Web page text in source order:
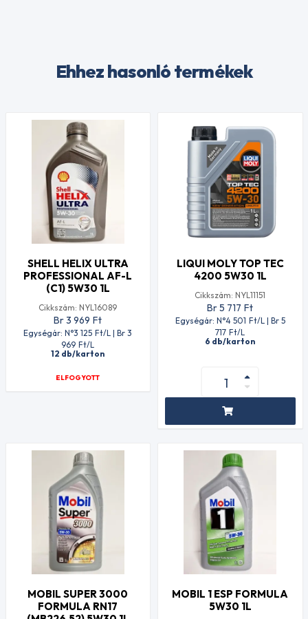
Ehhez hasonló termékek
SHELL HELIX ULTRA
PROFESSIONAL AF-L
(C1) 5W30 1L
Cikkszám: NYL16089
Br 3 969 Ft
Egységár: N°3 125 Ft/L | Br 3
969 Ft/L
12 db/karton
ELFOGYOTT
LIQUI MOLY TOP TEC
4200 5W30 1L
Cikkszám: NYL11151
Br 5 717 Ft
Egységár: N°4 501 Ft/L | Br 5
717 Ft/L
6 db/karton
MOBIL SUPER 3000
FORMULA RN17
MOBIL 1 ESP FORMULA
5W30 1L